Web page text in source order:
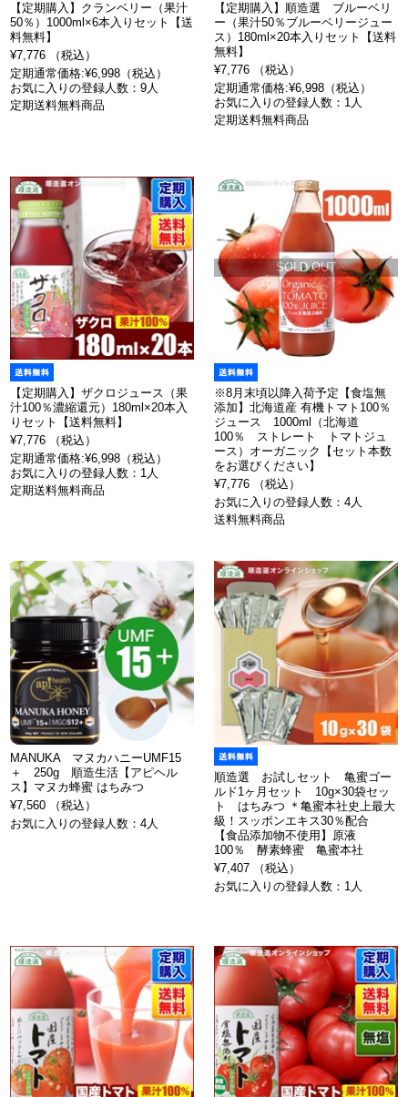
【定期購入】クランベリー（果汁
50％）1000ml×6本入りセット【送
料無料】
¥7,776 （税込）
定期通常価格:¥6,998（税込）
お気に入りの登録人数：9人
定期送料無料商品
【定期購入】順造選 ブルーベリ
ー（果汁50％ブルーベリージュー
ス）180ml×20本入りセット【送料
無料】
¥7,776 （税込）
定期通常価格:¥6,998（税込）
お気に入りの登録人数：1人
定期送料無料商品
【定期購入】ザクロジュース（果
汁100％濃縮還元）180ml×20本入
りセット【送料無料】
¥7,776 （税込）
定期通常価格:¥6,998（税込）
お気に入りの登録人数：1人
定期送料無料商品
SOLD OUT
※8月末頃以降入荷予定【食塩無
添加】北海道産 有機トマト100％
ジュース 1000ml（北海道
100％ ストレート トマトジュ
ース）オーガニック【セット本数
をお選びください】
¥7,776 （税込）
お気に入りの登録人数：4人
送料無料商品
MANUKA マヌカハニーUMF15
＋ 250g 順造生活【アピヘル
ス】マヌカ蜂蜜 はちみつ
¥7,560 （税込）
お気に入りの登録人数：4人
順造選 お試しセット 亀蜜ゴー
ルド1ヶ月セット 10g×30袋セッ
ト はちみつ ＊亀蜜本社史上最大
級！スッポンエキス30％配合
【食品添加物不使用】原液
100％ 酵素蜂蜜 亀蜜本社
¥7,407 （税込）
お気に入りの登録人数：1人